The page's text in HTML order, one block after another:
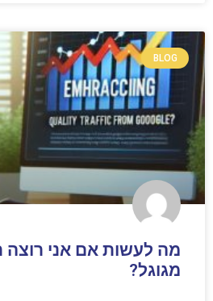
BLOG
מה לעשות אם אני רוצה
מגוגל?